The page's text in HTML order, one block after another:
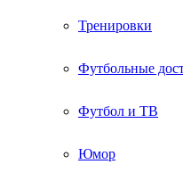
Тренировки
Футбольные
Футбол и ТВ
Юмор